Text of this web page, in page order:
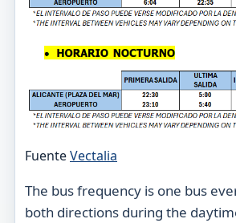
FuenteVectalia
The bus frequency is one bus
both directions during the